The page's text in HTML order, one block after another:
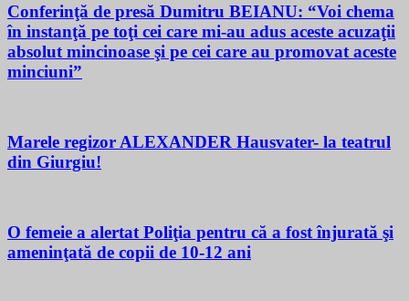
Conferinţă de presă Dumitru BEIANU: “Voi chema
în instanţă pe toţi cei care mi-au adus aceste acuzaţii
absolut mincinoase şi pe cei care au promovat aceste
minciuni”
Marele regizor ALEXANDER Hausvater- la teatrul
din Giurgiu!
O femeie a alertat Poliţia pentru că a fost înjurată şi
ameninţată de copii de 10-12 ani